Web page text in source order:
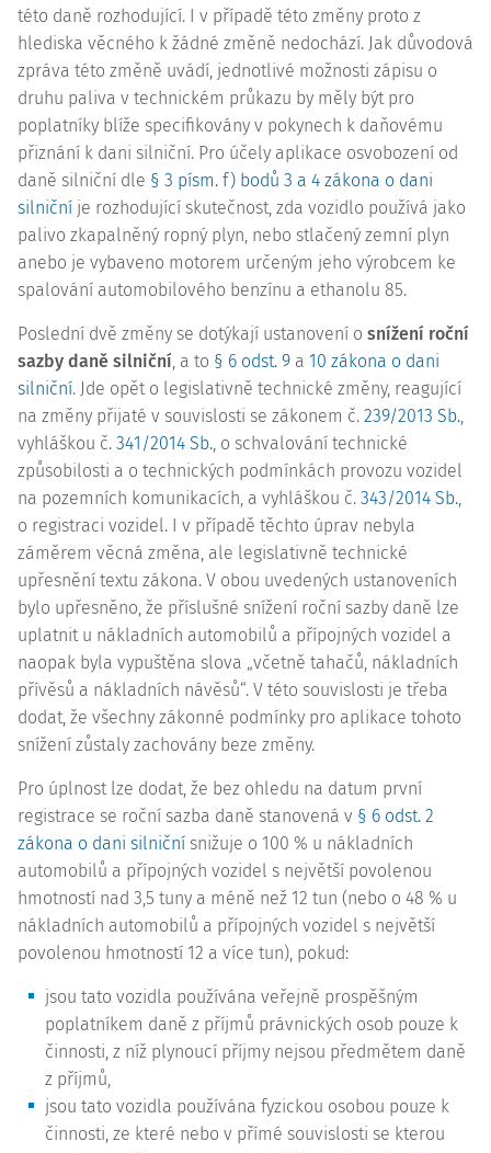
této daně rozhodující. I v případě této změny proto z
hlediska věcného k žádné změně nedochází. Jak důvodová
zpráva této změně uvádí, jednotlivé možnosti zápisu o
druhu paliva v technickém průkazu by měly být pro
poplatníky blíže specifikovány v pokynech k daňovému
přiznání k dani silniční. Pro účely aplikace osvobození od
daně silniční dle § 3 písm. f) bodů 3 a 4 zákona o dani
silniční je rozhodující skutečnost, zda vozidlo používá jako
palivo zkapalněný ropný plyn, nebo stlačený zemní plyn
anebo je vybaveno motorem určeným jeho výrobcem ke
spalování automobilového benzínu a ethanolu 85.
Poslední dvě změny se dotýkají ustanovení o snížení roční
sazby daně silniční, a to § 6 odst. 9 a 10 zákona o dani
silniční. Jde opět o legislativně technické změny, reagující
na změny přijaté v souvislosti se zákonem č. 239/2013 Sb.,
vyhláškou č. 341/2014 Sb., o schvalování technické
způsobilosti a o technických podmínkách provozu vozidel
na pozemních komunikacích, a vyhláškou č. 343/2014 Sb.,
o registraci vozidel. I v případě těchto úprav nebyla
záměrem věcná změna, ale legislativně technické
upřesnění textu zákona. V obou uvedených ustanoveních
bylo upřesněno, že příslušné snížení roční sazby daně lze
uplatnit u nákladních automobilů a přípojných vozidel a
naopak byla vypuštěna slova „včetně tahačů, nákladních
přívěsů a nákladních návěsů“. V této souvislosti je třeba
dodat, že všechny zákonné podmínky pro aplikace tohoto
snížení zůstaly zachovány beze změny.
Pro úplnost lze dodat, že bez ohledu na datum první
registrace se roční sazba daně stanovená v § 6 odst. 2
zákona o dani silniční snižuje o 100 % u nákladních
automobilů a přípojných vozidel s největší povolenou
hmotností nad 3,5 tuny a méně než 12 tun (nebo o 48 % u
nákladních automobilů a přípojných vozidel s největší
povolenou hmotností 12 a více tun), pokud:
jsou tato vozidla používána veřejně prospěšným
poplatníkem daně z příjmů právnických osob pouze k
činnosti, z níž plynoucí příjmy nejsou předmětem daně
z příjmů,
jsou tato vozidla používána fyzickou osobou pouze k
činnosti, ze které nebo v přímé souvislosti se kterou